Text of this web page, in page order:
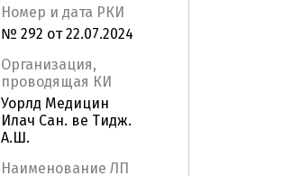
Номер и дата РКИ
№ 292 от 22.07.2024
Организация,
проводящая КИ
Уорлд Медицин
Илач Сан. ве Тидж.
А.Ш.
Наименование ЛП